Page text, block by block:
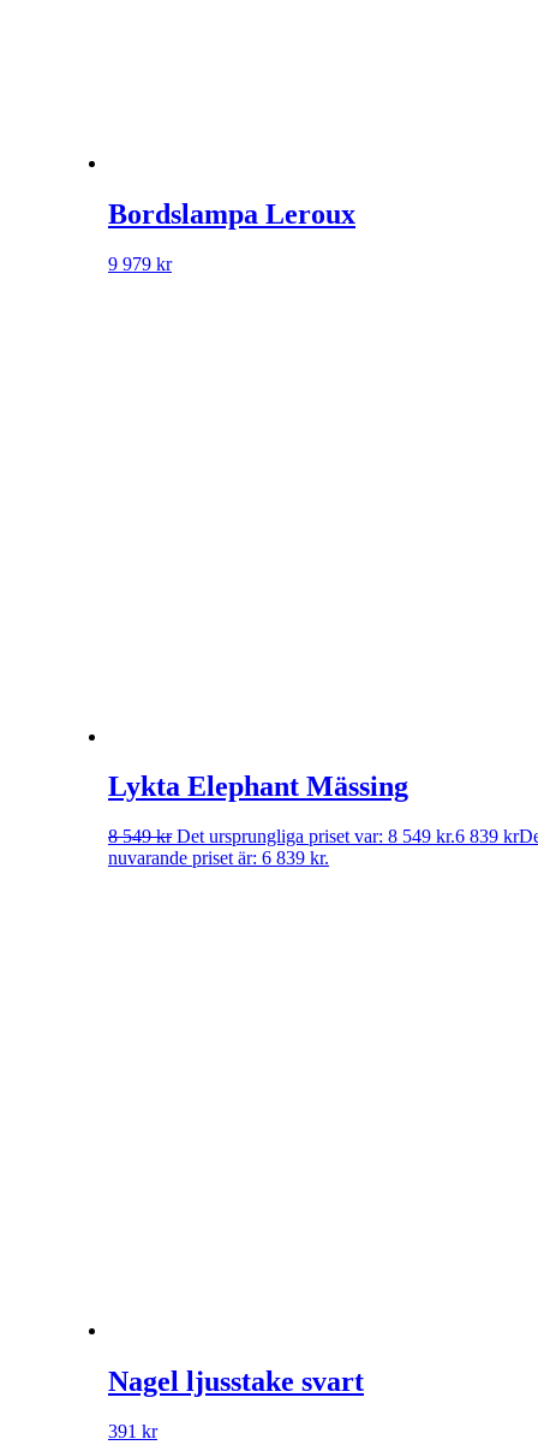
Bordslampa Leroux
9 979 kr
Lykta Elephant Mässing
8 549kr Det ursprungliga priset var: 8 549 kr.6 839 kr
nuvarande priset är: 6 839 kr.
Nagel ljusstake svart
391 kr